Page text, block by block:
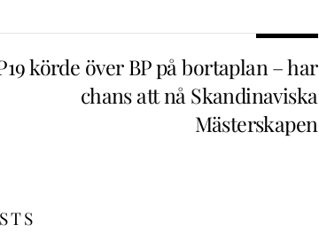
körde över BP på bortaplan – har
chans att nå Skandinaviska
Mästerskapen